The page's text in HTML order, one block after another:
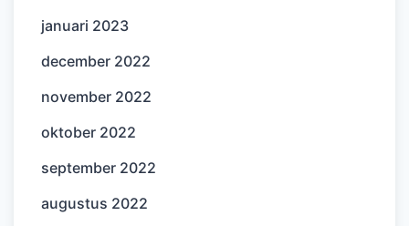
januari 2023
december 2022
november 2022
oktober 2022
september 2022
augustus 2022